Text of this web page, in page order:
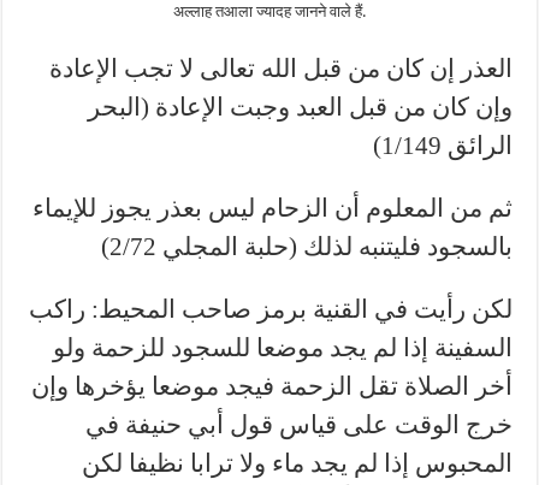
अल्लाह तआला ज्यादह जानने वाले हैं.
العذر إن كان من قبل الله تعالى لا تجب الإعادة
وإن كان من قبل العبد وجبت الإعادة (البحر
الرائق 1/149)
ثم من المعلوم أن الزحام ليس بعذر يجوز للإيماء
بالسجود فليتنبه لذلك (حلبة المجلي 2/72)
لكن رأيت في القنية برمز صاحب المحيط: راكب
السفينة إذا لم يجد موضعا للسجود للزحمة ولو
أخر الصلاة تقل الزحمة فيجد موضعا يؤخرها وإن
خرج الوقت على قياس قول أبي حنيفة في
المحبوس إذا لم يجد ماء ولا ترابا نظيفا لكن